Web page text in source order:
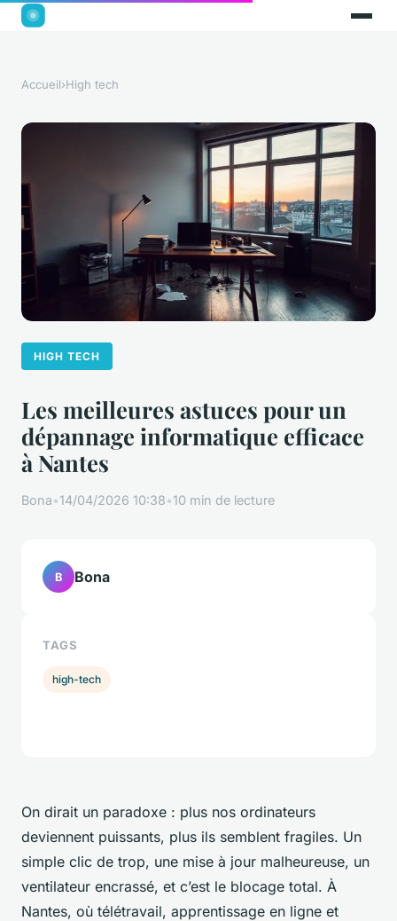
Accueil›High tech
HIGH TECH
Les meilleures astuces pour un
dépannage informatique efficace
à Nantes
Bona•14/04/2026 10:38•10 min de lecture
On dirait un paradoxe : plus nos ordinateurs
deviennent puissants, plus ils semblent fragiles. Un
simple clic de trop, une mise à jour malheureuse, un
ventilateur encrassé, et c’est le blocage total. À
Nantes, où télétravail, apprentissage en ligne et
B Bona
TAGS
high-tech